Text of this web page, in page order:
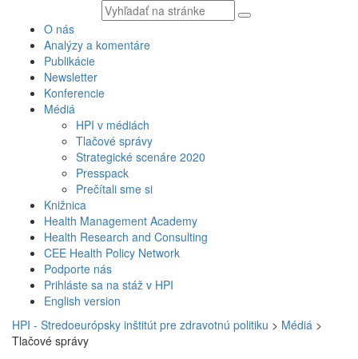
Vyhľadávaný
text
O nás
Analýzy a komentáre
Publikácie
Newsletter
Konferencie
Médiá
HPI v médiách
Tlačové správy
Strategické scenáre 2020
Presspack
Prečítali sme si
Knižnica
Health Management Academy
Health Research and Consulting
CEE Health Policy Network
Podporte nás
Prihláste sa na stáž v HPI
English version
HPI - Stredoeurópsky inštitút pre zdravotnú politiku > Médiá >
Tlačové správy